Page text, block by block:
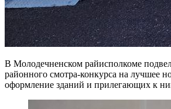
В Молодечненском райисполкоме
районного смотра-конкурса на лучшее
оформление зданий и прилегающих к